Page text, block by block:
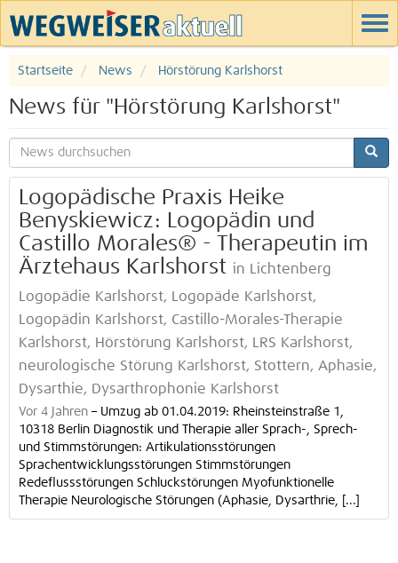
Startseite News Hörstörung Karlshorst
News für "Hörstörung Karlshorst"
Logopädische Praxis Heike
Benyskiewicz: Logopädin und
Castillo Morales® - Therapeutin im
Ärztehaus Karlshorst in Lichtenberg
Logopädie Karlshorst, Logopäde Karlshorst,
Logopädin Karlshorst, Castillo-Morales-Therapie
Karlshorst, Hörstörung Karlshorst, LRS Karlshorst,
neurologische Störung Karlshorst, Stottern, Aphasie,
Dysarthie, Dysarthrophonie Karlshorst
Vor 4 Jahren – Umzug ab 01.04.2019: Rheinsteinstraße 1,
10318 Berlin Diagnostik und Therapie aller Sprach-, Sprech-
und Stimmstörungen: Artikulationsstörungen
Sprachentwicklungsstörungen Stimmstörungen
Redeflussstörungen Schluckstörungen Myofunktionelle
Therapie Neurologische Störungen (Aphasie, Dysarthrie, [...]